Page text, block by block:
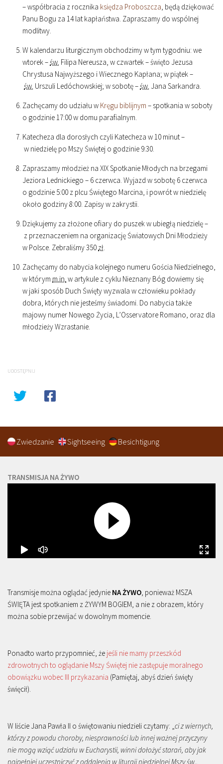
– współbracia z rocznika księdza Proboszcza, będą dziękować
Panu Bogu za 14 lat kapłaństwa. Zapraszamy do wspólnej
modlitwy.
W kalendarzu liturgicznym obchodzimy w tym tygodniu: we
wtorek –św. Filipa Nereusza, w czwartek – święto Jezusa
Chrystusa Najwyższego i Wiecznego Kapłana; w piątek –
św. Urszuli Ledóchowskiej; w sobotę –św. Jana Sarkandra.
Zachęcamy do udziału w Kręgu biblijnym – spotkania w soboty
o godzinie17:00w domu parafialnym.
Katecheza dla dorosłych czyli Katecheza w 10 minut –
w niedzielę po Mszy Świętej o godzinie 9:30.
Zapraszamy młodzież na XIX Spotkanie Młodych na brzegami
Jeziora Lednickiego – 6 czerwca. Wyjazd w sobotę 6 czerwca
o godzinie 5:00 z plcu Świętego Marcina, i powrót w niedzielę
około godziny8:00. Zapisy w zakrystii.
Dziękujemy za złożone ofiary do puszek w ubiegłą niedzielę –
z przeznaczeniem na organizację Światowych Dni Młodzieży
w Polsce. Zebraliśmy 350 zł.
Zachęcamy do nabycia kolejnego numeru Gościa Niedzielnego,
w którym m.in. w artykule z cyklu Nieznany Bóg dowiemy się
w jaki sposób Duch Święty wyzwala w człowieku pokłady
dobra, których nie jesteśmy świadomi. Do nabycia także
majowy numer Nowego Życia, L’Osservatore Romano, oraz dla
młodzieży Wzrastanie.
UDOSTĘPNIJ
Zwiedzanie Sightseeing Besichtigung
TRANSMISJA NA ŻYWO
Transmisje można oglądać jedynie NA ŻYWO, ponieważ MSZA
ŚWIĘTA jest spotkaniem z ŻYWYM BOGIEM, a nie z obrazem, który
można sobie przewijać w dowolnym momencie.
Ponadto warto przypomnieć, że jeśli nie mamy przeszkód
zdrowotnych to oglądanie Mszy Świętej nie zastępuje moralnego
obowiązku wobec III przykazania (Pamiętaj, abyś dzień święty
święcił).
W liście Jana Pawła II o świętowaniu niedzieli czytamy: „ci z wiernych,
którzy z powodu choroby, niesprawności lub innej ważnej przyczyny
nie mogą wziąć udziału w Eucharystii, winni dołożyć starań, aby jak
najpełniej uczestniczyć z oddalenia w liturgii niedzielnej Mszy św.,